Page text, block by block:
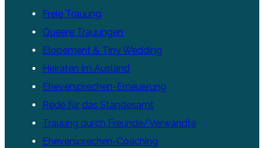
Freie Trauung
Queere Trauungen
Elopement & Tiny Wedding
Heiraten im Ausland
Eheversprechen-Erneuerung
Rede für das Standesamt
Trauung durch Freunde/Verwandte
Eheversprechen-Coaching